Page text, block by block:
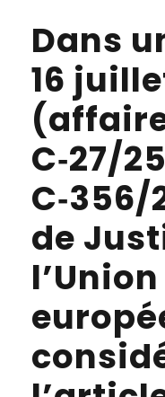
Dans
16
C‑27/
de
l’Union